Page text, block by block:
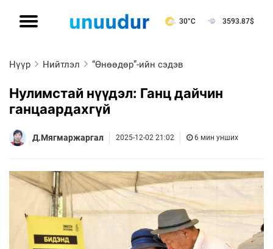
30°C 3593.87$
Нүүр Нийтлэл “Өнөөдөр”-ийн сэдэв
Нулимстай нүүдэл: Ганц дайчин
ганцаардахгүй
Д.Мягмаржаргал 2025-12-02 21:02 6 мин унших